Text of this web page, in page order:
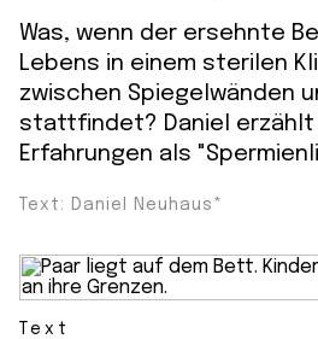
Was, wenn der ersehnte
Lebens in einem sterilen
zwischen Spiegelwänden
stattfindet? Daniel erzählt
Erfahrungen als
Text: Daniel Neuhaus*
Text